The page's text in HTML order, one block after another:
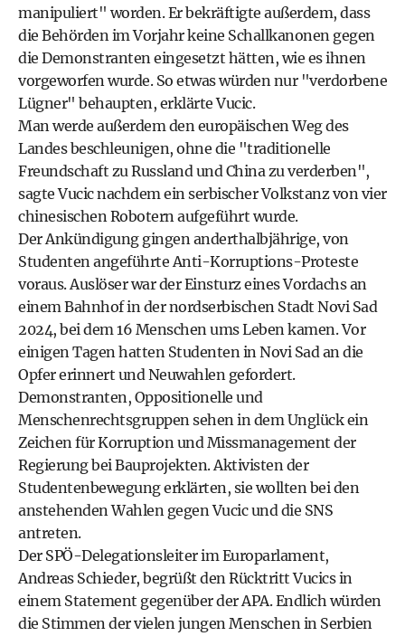
manipuliert" worden. Er bekräftigte außerdem, dass
die Behörden im Vorjahr keine Schallkanonen gegen
die Demonstranten eingesetzt hätten, wie es ihnen
vorgeworfen wurde. So etwas würden nur "verdorbene
Lügner" behaupten, erklärte Vucic.
Man werde außerdem den europäischen Weg des
Landes beschleunigen, ohne die "traditionelle
Freundschaft zu Russland und China zu verderben",
sagte Vucic nachdem ein serbischer Volkstanz von vier
chinesischen Robotern aufgeführt wurde.
Der Ankündigung gingen anderthalbjährige, von
Studenten angeführte Anti-Korruptions-Proteste
voraus. Auslöser war der Einsturz eines Vordachs an
einem Bahnhof in der nordserbischen Stadt Novi Sad
2024, bei dem 16 Menschen ums Leben kamen. Vor
einigen Tagen hatten Studenten in Novi Sad an die
Opfer erinnert und Neuwahlen gefordert.
Demonstranten, Oppositionelle und
Menschenrechtsgruppen sehen in dem Unglück ein
Zeichen für Korruption und Missmanagement der
Regierung bei Bauprojekten. Aktivisten der
Studentenbewegung erklärten, sie wollten bei den
anstehenden Wahlen gegen Vucic und die SNS
antreten.
Der SPÖ-Delegationsleiter im Europarlament,
Andreas Schieder, begrüßt den Rücktritt Vucics in
einem Statement gegenüber der APA. Endlich würden
die Stimmen der vielen jungen Menschen in Serbien